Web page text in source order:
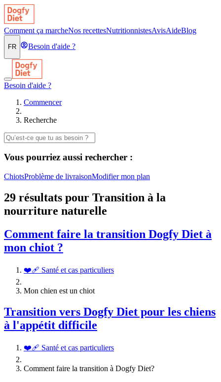
Comment ça marcheNos recettesNutritionnistesAvisAideBlog
FR Besoin d'aide ?
Besoin d'aide ?
Commencer
Recherche
Vous pourriez aussi rechercher :
ChiotsProblème de livraisonModifier mon plan
29 résultats pour Transition à la
nourriture naturelle
Comment faire la transition Dogfy Diet à
mon chiot ?
❤️‍🩹 Santé et cas particuliers
Mon chien est un chiot
Transition vers Dogfy Diet pour les chiens
à l'appétit difficile
❤️‍🩹 Santé et cas particuliers
Comment faire la transition à Dogfy Diet?